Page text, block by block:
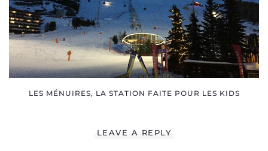
LES MÉNUIRES, LA STATION FAITE POUR LES KIDS
LEAVE A REPLY